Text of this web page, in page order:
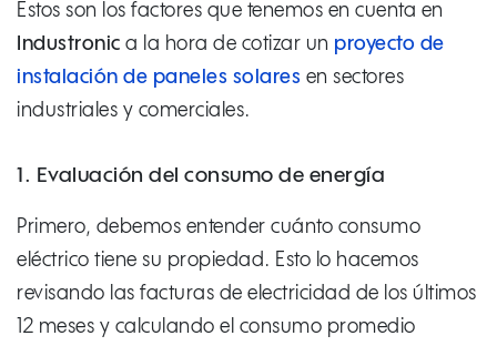
Estos son los factores que tenemos en cuenta en
Industronic a la hora de cotizar un proyecto de
instalación de paneles solares en sectores
industriales y comerciales.
1. Evaluación del consumo de energía
Primero, debemos entender cuánto consumo
eléctrico tiene su propiedad. Esto lo hacemos
revisando las facturas de electricidad de los últimos
12 meses y calculando el consumo promedio